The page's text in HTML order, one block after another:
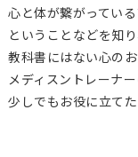
心と体が繋がってい
ということなどを知
教科書にはない心の
メディスントレーナ
少しでもお役に立てた